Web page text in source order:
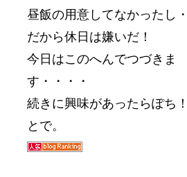
昼飯の用意してなかったし
だから休日は嫌いだ！
今日はこのへんでつづきま
す・・・・
続きに興味があったらぽち
とで。